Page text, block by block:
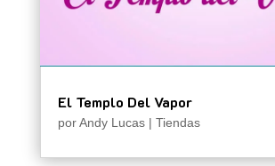
El Templo Del Vapor
porAndy Lucas| Tiendas